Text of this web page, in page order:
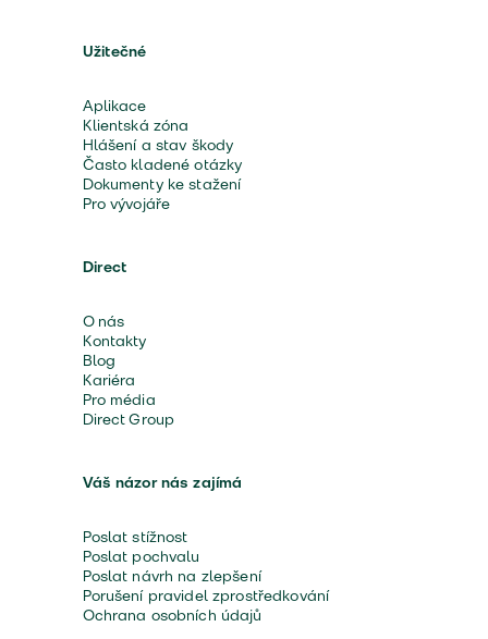
Užitečné
Aplikace
Klientská zóna
Hlášení a stav škody
Často kladené otázky
Dokumenty ke stažení
Pro vývojáře
Direct
O nás
Kontakty
Blog
Kariéra
Pro média
Direct Group
Váš názor nás zajímá
Poslat stížnost
Poslat pochvalu
Poslat návrh na zlepšení
Porušení pravidel zprostředkování
Ochrana osobních údajů